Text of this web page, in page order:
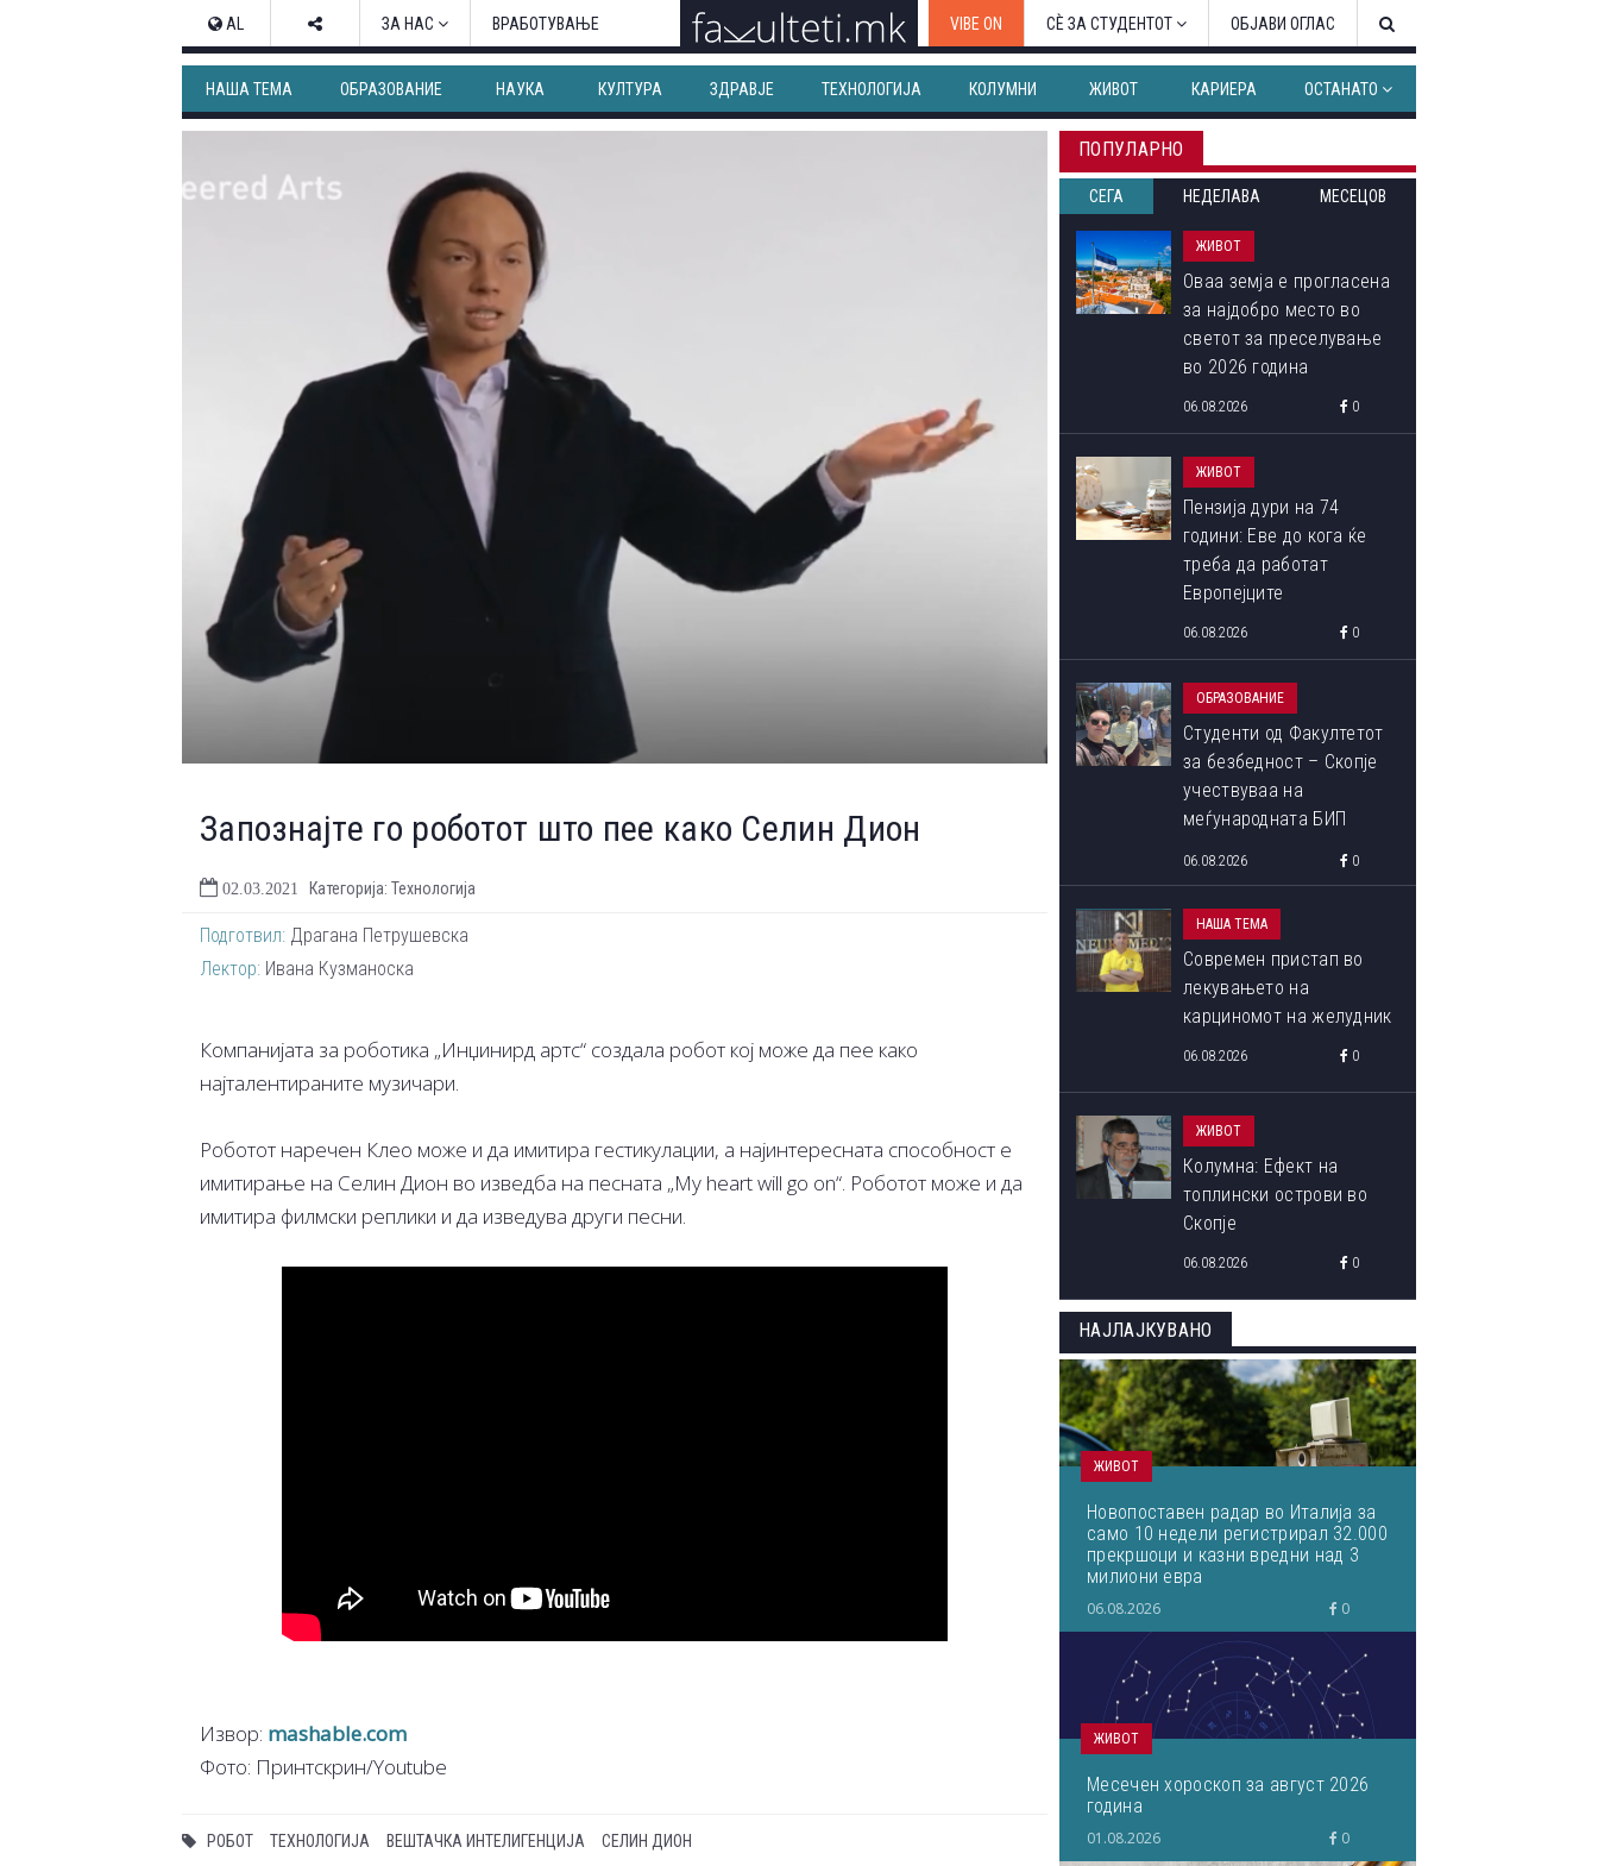
AL ЗА НАС ВРАБОТУВАЊЕ VIBE ON СЀ ЗА СТУДЕНТОТ ОБЈАВИ ОГЛАС
НАША ТЕМА ОБРАЗОВАНИЕ НАУКА КУЛТУРА ЗДРАВЈЕ ТЕХНОЛОГИЈА КОЛУМНИ ЖИВОТ КАРИЕРА ОСТАНАТО
Запознајте го роботот што пее како Селин Дион
02.03.2021 Категорија: Технологија
Подготвил: Драгана Петрушевска
Лектор: Ивана Кузманоска
Компанијата за роботика „Инџинирд артс“ создала робот кој може да пее како
најталентираните музичари.
Роботот наречен Клео може и да имитира гестикулации, а најинтересната способност е
имитирање на Селин Дион во изведба на песната „My heart will go on“. Роботот може и да
имитира филмски реплики и да изведува други песни.
Извор: mashable.com
Фото: Принтскрин/Youtube
РОБОТ ТЕХНОЛОГИЈА ВЕШТАЧКА ИНТЕЛИГЕНЦИЈА СЕЛИН ДИОН
ПОПУЛАРНО
СЕГА НЕДЕЛАВА МЕСЕЦОВ
ЖИВОТ
Оваа земја е прогласена
за најдобро место во
светот за преселување
во 2026 година
06.08.2026 0
ЖИВОТ
Пензија дури на 74
години: Еве до кога ќе
треба да работат
Европејците
06.08.2026 0
ОБРАЗОВАНИЕ
Студенти од Факултетот
за безбедност – Скопје
учествуваа на
меѓународната БИП
06.08.2026 0
НАША ТЕМА
Современ пристап во
лекувањето на
карциномот на желудник
06.08.2026 0
ЖИВОТ
Колумна: Ефект на
топлински острови во
Скопје
06.08.2026 0
НАЈЛАЈКУВАНО
ЖИВОТ
Новопоставен радар во Италија за
само 10 недели регистрирал 32.000
прекршоци и казни вредни над 3
милиони евра
06.08.2026 0
ЖИВОТ
Месечен хороскоп за август 2026
година
01.08.2026 0